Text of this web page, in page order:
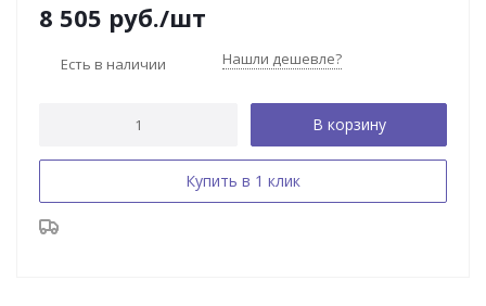
8 505 руб./шт
Есть в наличии Нашли дешевле?
В корзину
Купить в 1 клик